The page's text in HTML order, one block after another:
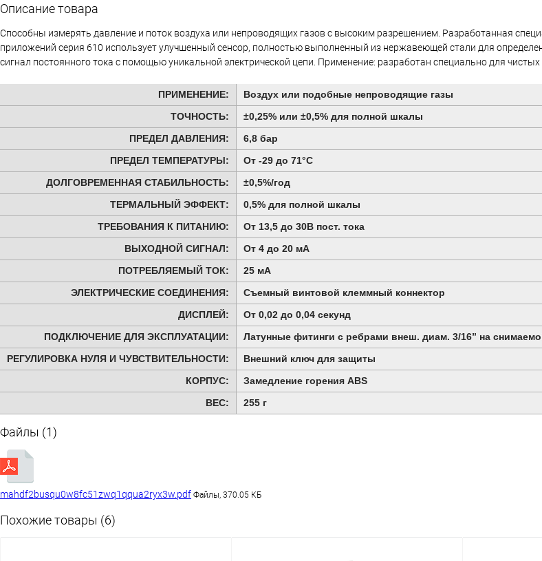
Описание товара
Способны измерять давление и поток воздуха или непроводящих газов с высоким разрешением. Разработанная
приложений серия 610 использует улучшенный сенсор, полностью выполненный из нержавеющей стали для
сигнал постоянного тока с помощью уникальной электрической цепи. Применение: разработан специально для
ПРИМЕНЕНИЕ:
Воздух или подобные непроводящие газы
ТОЧНОСТЬ:
±0,25% или ±0,5% для полной шкалы
ПРЕДЕЛ ДАВЛЕНИЯ:
6,8 бар
ПРЕДЕЛ ТЕМПЕРАТУРЫ:
От -29 до 71°С
ДОЛГОВРЕМЕННАЯ СТАБИЛЬНОСТЬ:
±0,5%/год
ТЕРМАЛЬНЫЙ ЭФФЕКТ:
0,5% для полной шкалы
ТРЕБОВАНИЯ К ПИТАНИЮ:
От 13,5 до 30В пост. тока
ВЫХОДНОЙ СИГНАЛ:
От 4 до 20 мА
ПОТРЕБЛЯЕМЫЙ ТОК:
25 мА
ЭЛЕКТРИЧЕСКИЕ СОЕДИНЕНИЯ:
Съемный винтовой клеммный коннектор
ДИСПЛЕЙ:
От 0,02 до 0,04 секунд
ПОДКЛЮЧЕНИЕ ДЛЯ ЭКСПЛУАТАЦИИ:
Латунные фитинги с ребрами внеш. диам. 3/16” на
РЕГУЛИРОВКА НУЛЯ И ЧУВСТВИТЕЛЬНОСТИ:
Внешний ключ для защиты
КОРПУС:
Замедление горения ABS
ВЕС:
255 г
Файлы (1)
mahdf2busqu0w8fc51zwq1qqua2ryx3w.pdf Файлы, 370.05 КБ
Похожие товары (6)